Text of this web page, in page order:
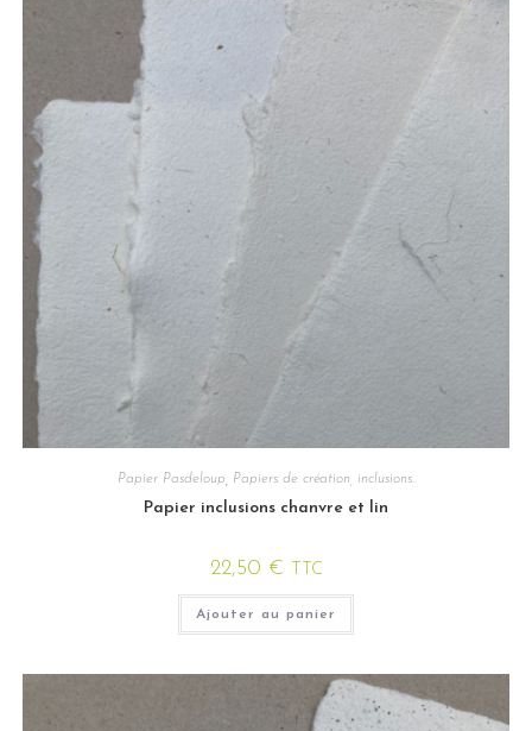
Papier Pasdeloup Papiers de création, inclusions.
Papier inclusions chanvre et lin
22,50 € TTC
Ajouter au panier